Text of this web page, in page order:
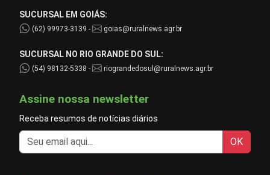
SUCURSAL EM GOIÁS:
(62) 99973-3139 - goias@ruralnews.agr.br
SUCURSAL NO RIO GRANDE DO SUL:
(54) 98132-5338 - riograndedosul@ruralnews.agr.br
Assine nossa newsletter
Receba resumos de notícias diários
OK